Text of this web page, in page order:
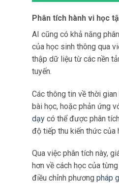
Phân tích hành vi học
AI cũng có khả năng
của học sinh thông qua
thập dữ liệu từ các nền
tuyến.
Các thông tin về thời
bài học, hoặc phản ứng
dạy có thể được phân
độ tiếp thu kiến thức của
Qua việc phân tích này,
hơn về cách học của
điều chỉnh phương pháp